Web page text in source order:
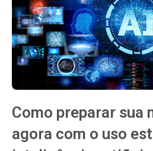
Como preparar sua
agora com o uso